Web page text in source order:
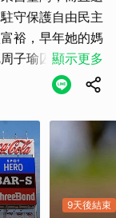
守保護自由民主
裕，早年她的媽
子瑜囚禁起來，
臺灣當成是自己
臺灣政府，會
為了自己在韓國
子瑜這種家鏡優
家的台灣人，就
顯示更多
9天後結束